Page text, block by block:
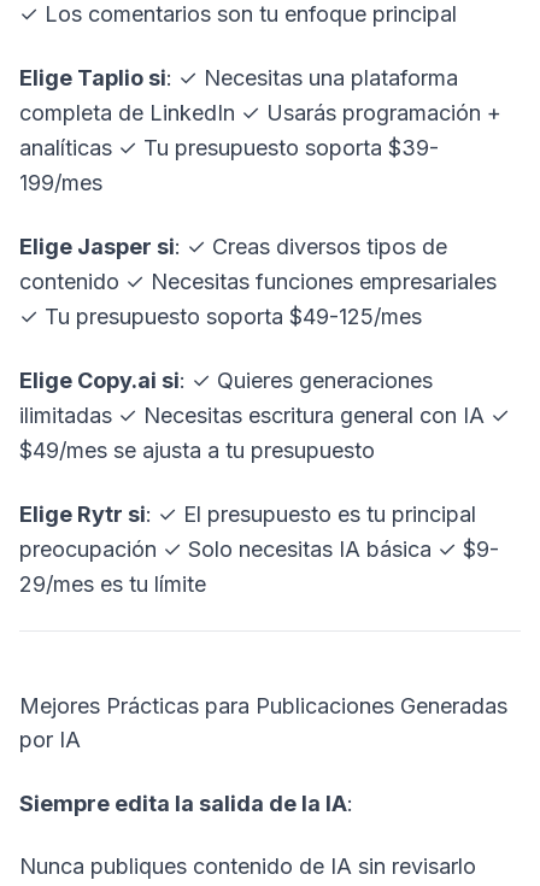
✓ Los comentarios son tu enfoque principal
Elige Taplio si: ✓ Necesitas una plataforma
completa de LinkedIn ✓ Usarás programación +
analíticas ✓ Tu presupuesto soporta $39-
199/mes
Elige Jasper si: ✓ Creas diversos tipos de
contenido ✓ Necesitas funciones empresariales
✓ Tu presupuesto soporta $49-125/mes
Elige Copy.ai si: ✓ Quieres generaciones
ilimitadas ✓ Necesitas escritura general con IA ✓
$49/mes se ajusta a tu presupuesto
Elige Rytr si: ✓ El presupuesto es tu principal
preocupación ✓ Solo necesitas IA básica ✓ $9-
29/mes es tu límite
Mejores Prácticas para Publicaciones Generadas
por IA
Siempre edita la salida de la IA:
Nunca publiques contenido de IA sin revisarlo